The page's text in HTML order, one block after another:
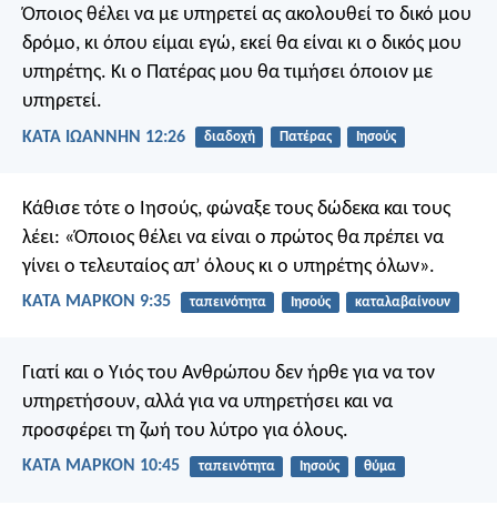
Όποιος θέλει να με υπηρετεί ας ακολουθεί το δικό μου
δρόμο, κι όπου είμαι εγώ, εκεί θα είναι κι ο δικός μου
υπηρέτης. Κι ο Πατέρας μου θα τιμήσει όποιον με
υπηρετεί.
ΚΑΤΑ ΙΩΑΝΝΗΝ 12:26 διαδοχή Πατέρας Ιησούς
Κάθισε τότε ο Ιησούς, φώναξε τους δώδεκα και τους
λέει: «Όποιος θέλει να είναι ο πρώτος θα πρέπει να
γίνει ο τελευταίος απ’ όλους κι ο υπηρέτης όλων».
ΚΑΤΑ ΜΑΡΚΟΝ 9:35 ταπεινότητα Ιησούς καταλαβαίνουν
Γιατί και ο Υιός του Ανθρώπου δεν ήρθε για να τον
υπηρετήσουν, αλλά για να υπηρετήσει και να
προσφέρει τη ζωή του λύτρο για όλους.
ΚΑΤΑ ΜΑΡΚΟΝ 10:45 ταπεινότητα Ιησούς θύμα